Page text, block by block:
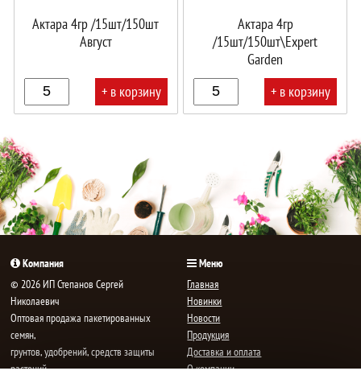
Актара 4гр /15шт/150шт
Август
+ в корзину
корзине!
Актара 4гр
/15шт/150шт\Expert
Garden
+ в корзину
Компания
© 2026 ИП Степанов Сергей
Николаевич
Oптовая продажа пакетированных
семян,
грунтов, удобрений, средств защиты
растений.
Меню
Главная
Новинки
Новости
Продукция
Доставка и оплата
О компании